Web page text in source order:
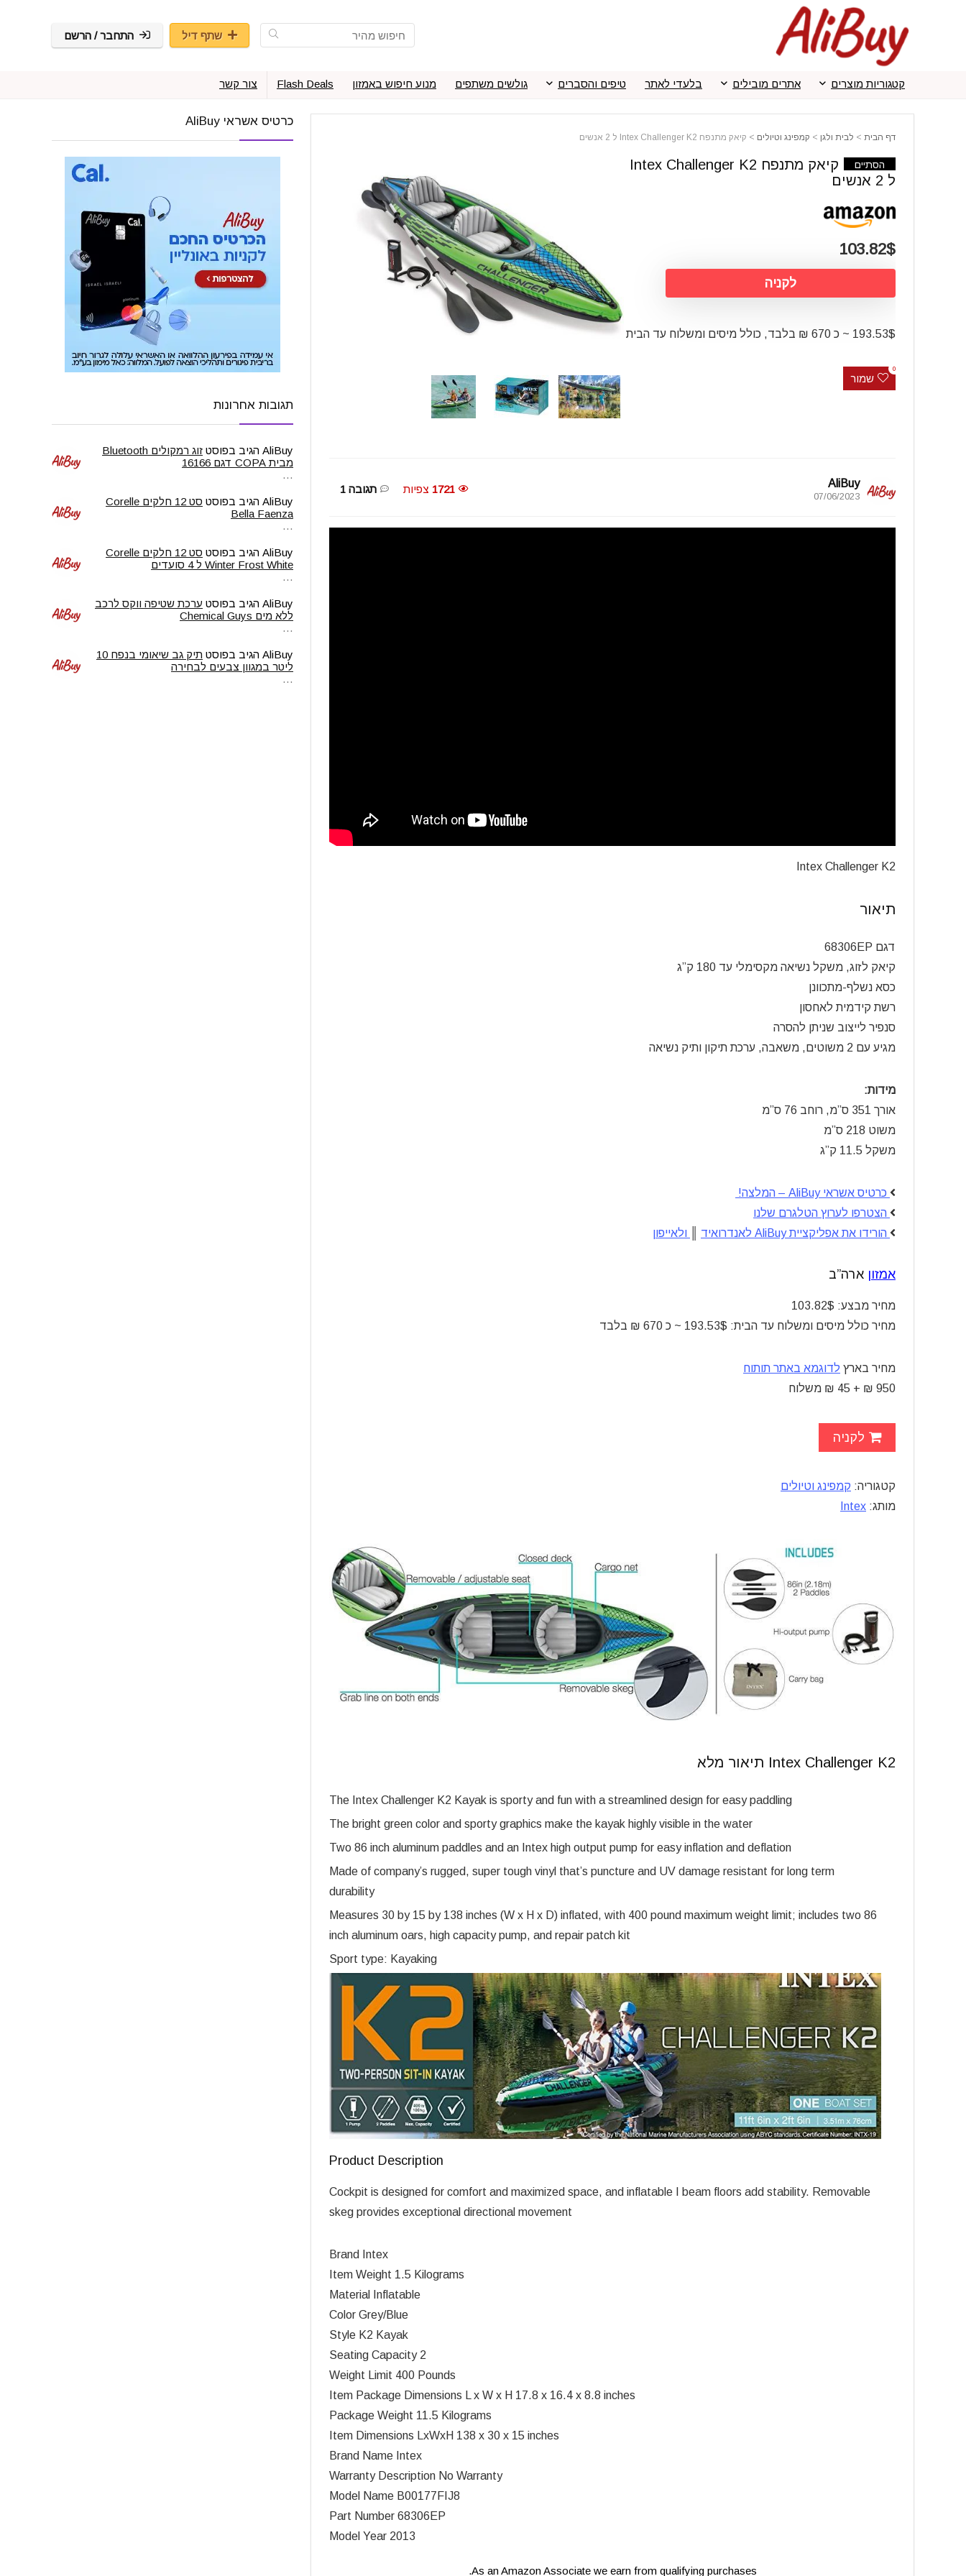
שתף דיל התחבר / הרשם
קטגוריות מוצרים אתרים מובילים בלעדי לאתר טיפים והסברים גולשים משתפים מנוע חיפוש באמזון Flash Deals צור קשר
דף הבית > לבית ולגן > קמפינג וטיולים > קיאק מתנפח Intex Challenger K2 ל 2 אנשים
הסתיים
קיאק מתנפח Intex Challenger K2
ל 2 אנשים
103.82$
לקניה
193.53$ ~ כ 670 ₪ בלבד, כולל מיסים ומשלוח עד הבית
שמור
0
AliBuy
07/06/2023
1721 צפיות תגובה 1
Intex Challenger K2
תיאור
דגם ‎68306EP
קיאק לזוג, משקל נשיאה מקסימלי עד 180 ק”ג
כסא נשלף-מתכוונן
רשת קידמית לאחסון
סנפיר לייצוב שניתן להסרה
מגיע עם 2 משוטים, משאבה, ערכת תיקון ותיק נשיאה
מידות:
אורך 351 ס”מ, רוחב 76 ס”מ
משוט 218 ס”מ
משקל 11.5 ק”ג
כרטיס אשראי AliBuy – המלצה!
הצטרפו לערוץ הטלגרם שלנו
הורידו את אפליקציית AliBuy לאנדרואיד
ולאייפון
אמזון ארה”ב
מחיר מבצע: 103.82$
מחיר כולל מיסים ומשלוח עד הבית: 193.53$ ~ כ 670 ₪ בלבד
מחיר בארץ לדוגמא באתר תותוח
950 ₪ + 45 ₪ משלוח
לקניה
קטגוריה: קמפינג וטיולים
מותג: Intex
Intex Challenger K2 תיאור מלא
The Intex Challenger K2 Kayak is sporty and fun with a streamlined design for easy paddling
The bright green color and sporty graphics make the kayak highly visible in the water
Two 86 inch aluminum paddles and an Intex high output pump for easy inflation and deflation
Made of company’s rugged, super tough vinyl that’s puncture and UV damage resistant for long term
durability
Measures 30 by 15 by 138 inches (W x H x D) inflated, with 400 pound maximum weight limit; includes two 86
inch aluminum oars, high capacity pump, and repair patch kit
Sport type: Kayaking
Product Description
Cockpit is designed for comfort and maximized space, and inflatable I beam floors add stability. Removable
skeg provides exceptional directional movement
Brand ‎Intex
Item Weight ‎1.5 Kilograms
Material ‎Inflatable
Color ‎Grey/Blue
Style ‎K2 Kayak
Seating Capacity ‎2
Weight Limit ‎400 Pounds
Item Package Dimensions L x W x H ‎17.8 x 16.4 x 8.8 inches
Package Weight ‎11.5 Kilograms
Item Dimensions LxWxH ‎138 x 30 x 15 inches
Brand Name ‎Intex
Warranty Description ‎No Warranty
Model Name ‎B00177FIJ8
Part Number ‎68306EP
Model Year ‎2013
As an Amazon Associate we earn from qualifying purchases.
כרטיס אשראי AliBuy
תגובות אחרונות
AliBuy הגיב בפוסט
זוג רמקולים Bluetooth
מבית COPA דגם 16166
…
AliBuy הגיב בפוסט
סט 12 חלקים Corelle
Bella Faenza
…
AliBuy הגיב בפוסט
סט 12 חלקים Corelle
Winter Frost White ל 4 סועדים
…
AliBuy הגיב בפוסט ערכת שטיפה ווקס לרכב
ללא מים Chemical Guys
…
AliBuy הגיב בפוסט
תיק גב שיאומי בנפח 10
ליטר במגוון צבעים לבחירה
…